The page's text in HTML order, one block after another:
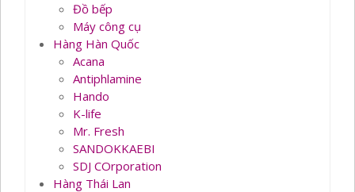
Đồ bếp
Máy công cụ
Hàng Hàn Quốc
Acana
Antiphlamine
Hando
K-life
Mr. Fresh
SANDOKKAEBI
SDJ COrporation
Hàng Thái Lan